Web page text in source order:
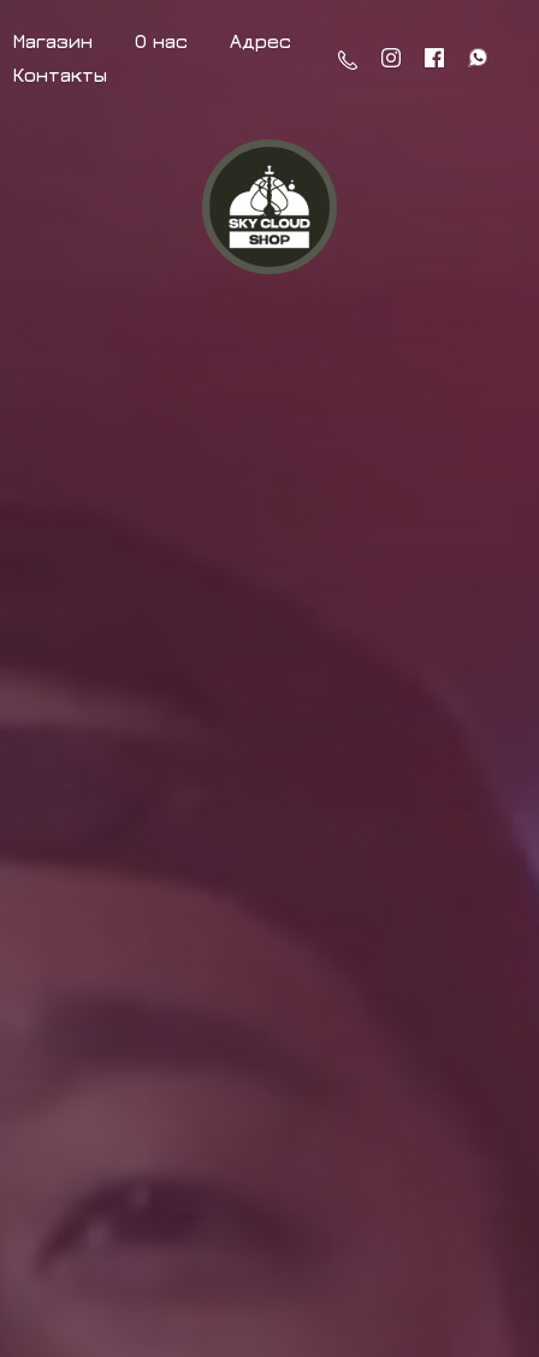
Магазин О нас
Адрес
Контакты